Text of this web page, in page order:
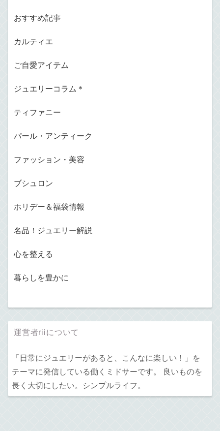
おすすめ記事
カルティエ
ご自愛アイテム
ジュエリーコラム＊
ティファニー
パール・アンティーク
ファッション・美容
ブシュロン
ホリデー＆福袋情報
名品！ジュエリー解説
心を整える
暮らしを豊かに
運営者riiについて
「日常にジュエリーがあると、こんなに楽しい！」を
テーマに発信している働くミドサーです。 良いものを
長く大切にしたい。シンプルライフ。